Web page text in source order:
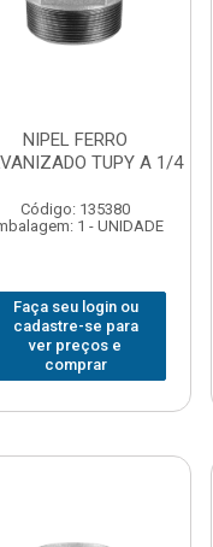
NIPEL FERRO
TUPY A 1/4
Código: 135380
1 - UNIDADE
Faça seu login ou
cadastre-se para
ver preços e
comprar